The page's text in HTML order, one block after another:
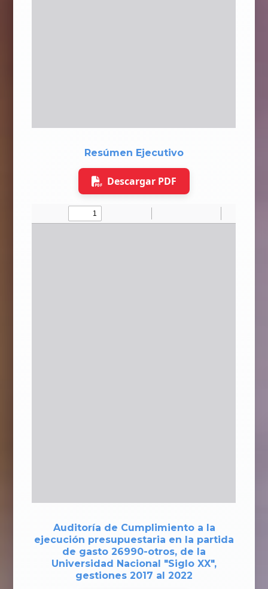
Resúmen Ejecutivo
Descargar PDF
Auditoría de Cumplimiento a la
ejecución presupuestaria en la partida
de gasto 26990-otros, de la
Universidad Nacional "Siglo XX",
gestiones 2017 al 2022